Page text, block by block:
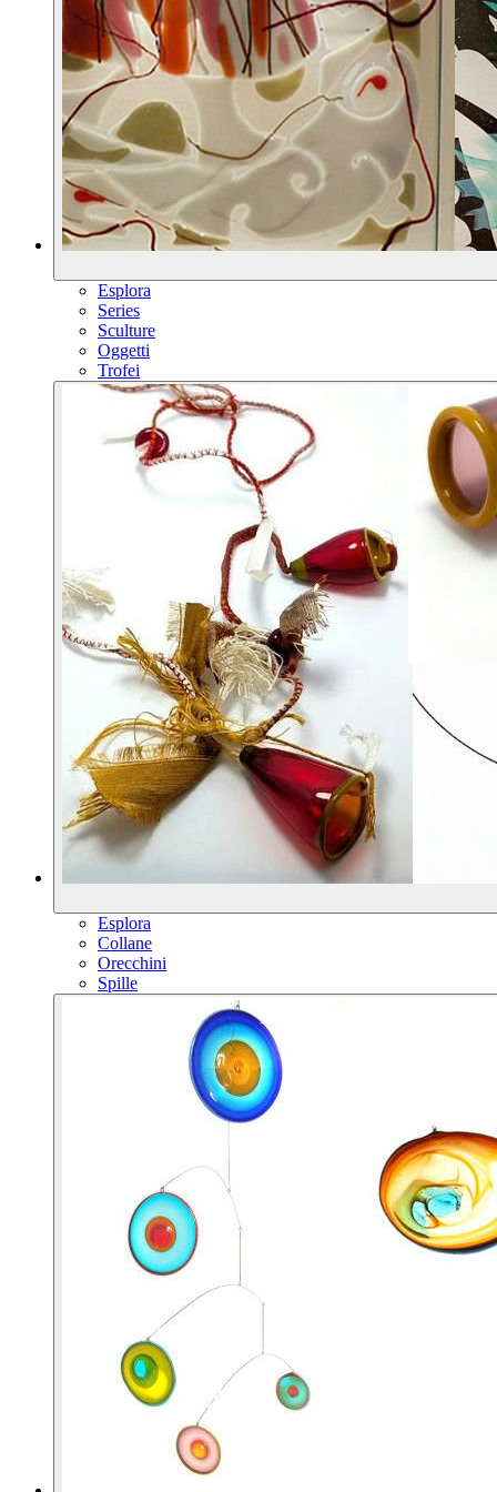
Esplora
Series
Sculture
Oggetti
Trofei
Esplora
Collane
Orecchini
Spille